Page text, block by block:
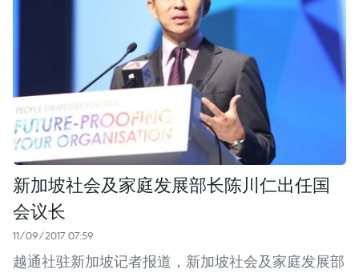
新加坡社会及家庭发展部长陈川仁出任国
会议长
11/09/2017 07:59
越通社驻新加坡记者报道，新加坡社会及家庭发展部